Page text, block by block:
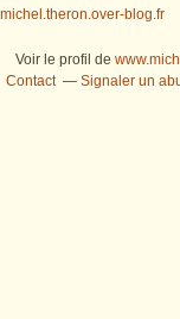
michel.theron.over-blog.fr
Voir le profil de
Contact
Signaler un